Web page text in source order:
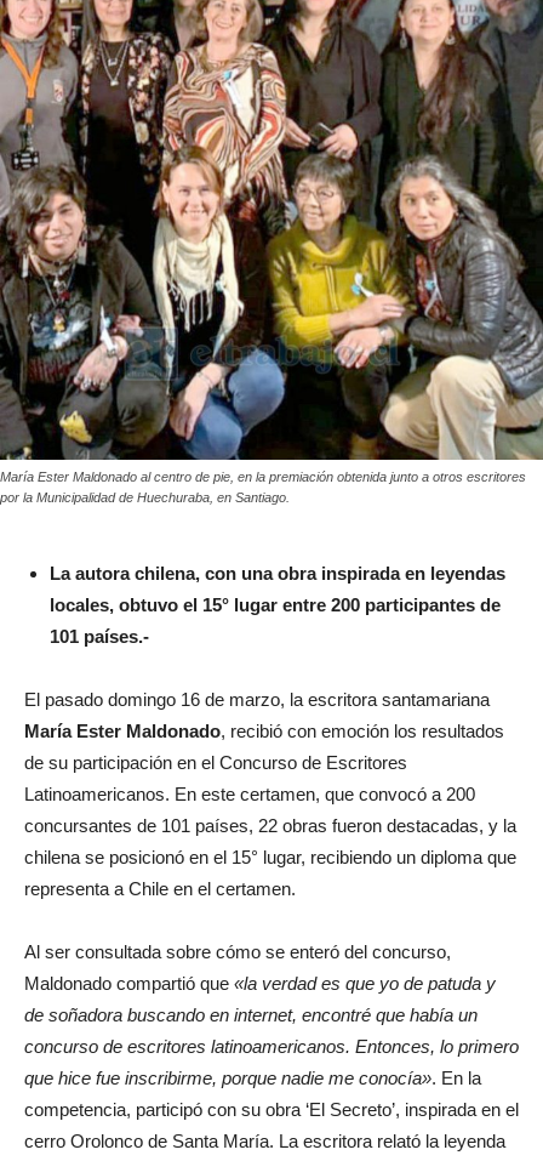
María Ester Maldonado al centro de pie, en la premiación obtenida junto a otros escritores
por la Municipalidad de Huechuraba, en Santiago.
La autora chilena, con una obra inspirada en leyendas
locales, obtuvo el 15° lugar entre 200 participantes de
101 países.-
El pasado domingo 16 de marzo, la escritora santamariana
María Ester Maldonado, recibió con emoción los resultados
de su participación en el Concurso de Escritores
Latinoamericanos. En este certamen, que convocó a 200
concursantes de 101 países, 22 obras fueron destacadas, y la
chilena se posicionó en el 15° lugar, recibiendo un diploma que
representa a Chile en el certamen.
Al ser consultada sobre cómo se enteró del concurso,
Maldonado compartió que «la verdad es que yo de patuda y
de soñadora buscando en internet, encontré que había un
concurso de escritores latinoamericanos. Entonces, lo primero
que hice fue inscribirme, porque nadie me conocía». En la
competencia, participó con su obra ‘El Secreto’, inspirada en el
cerro Orolonco de Santa María. La escritora relató la leyenda